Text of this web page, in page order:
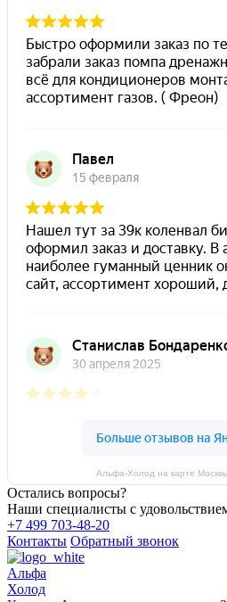
Альфа-Холод на карте
Остались вопросы?
Наши специалисты с
+7 499 703-48-20
Контакты Обратный звонок
Альфа
Холод